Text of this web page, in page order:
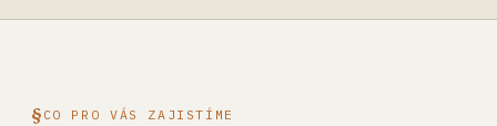
CO PRO VÁS ZAJISTÍME